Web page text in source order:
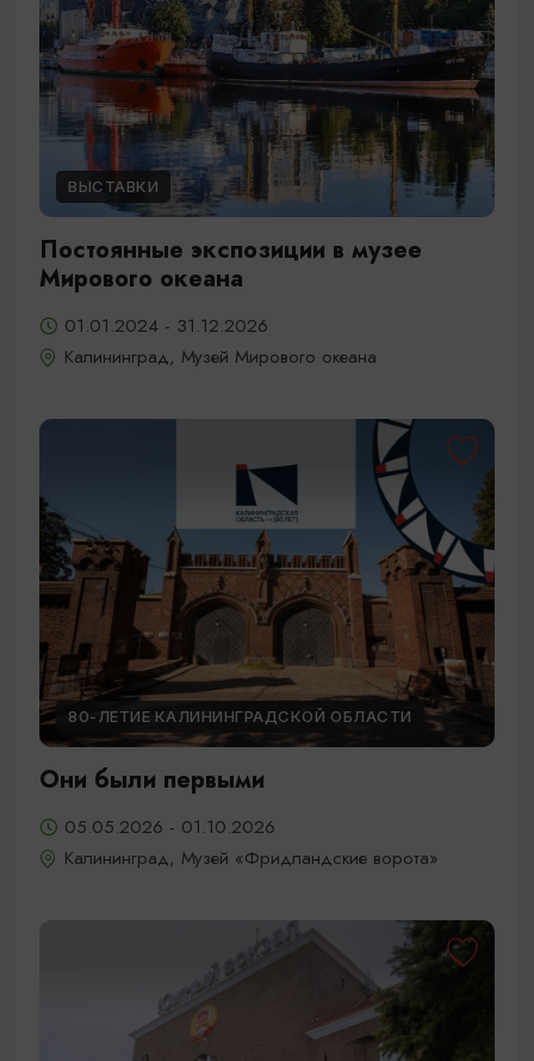
ВЫСТАВКИ
Постоянные экспозиции в музее
Мирового океана
01.01.2024 - 31.12.2026
Калининград, Музей Мирового океана
80-ЛЕТИЕ КАЛИНИНГРАДСКОЙ ОБЛАСТИ
Они были первыми
05.05.2026 - 01.10.2026
Калининград, Музей «Фридландские ворота»